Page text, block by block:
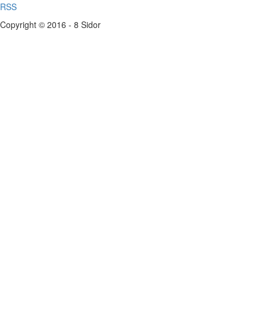
RSS
Copyright © 2016 - 8 Sidor